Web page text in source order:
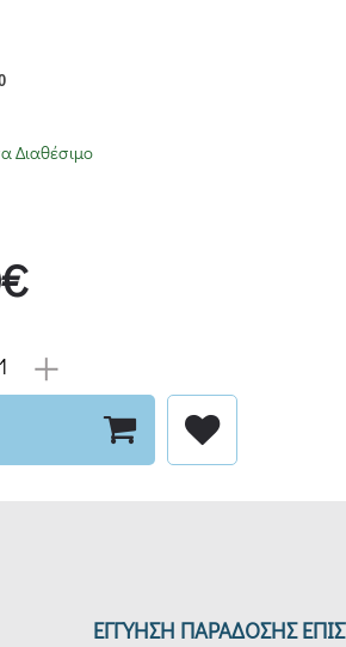
Διαθέσιμο
ΕΓΓΥΗΣΗ ΠΑΡΑΔΟΣΗΣ